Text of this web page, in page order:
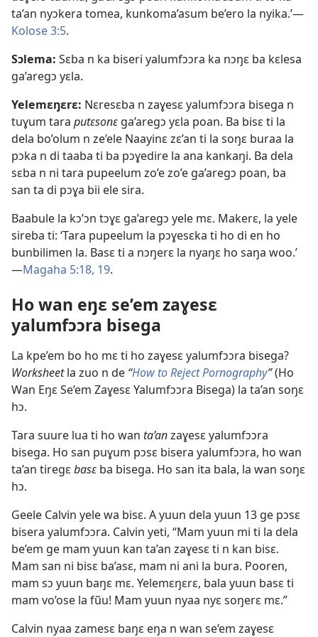
ta’an nyɔkera tomea, kunkoma’asum be’ero la nyika.’​​—
Kolose 3:5.
Sɔlema: Sɛba n ka biseri yalumfɔɔra ka nɔŋɛ ba kɛlesa
ga’aregɔ yɛla.
Yelemɛŋɛrɛ: Nɛresɛba n zaɣesɛ yalumfɔɔra bisega n
tuɣum tara putɛsonɛ ga’aregɔ yɛla poan. Ba bisɛ ti la
dela bo’olum n ze’ele Naayinɛ zɛ’an ti la soŋɛ buraa la
pɔka n di taaba ti ba pɔɣedire la ana kankaŋi. Ba dela
sɛba n ni tara pupeelum zo’e zo’e ga’aregɔ poan, ba
san ta di pɔɣa bii ele sira.
Baabule la kɔ’ɔn tɔɣɛ ga’aregɔ yele mɛ. Makerɛ, la yele
sireba ti: ‘Tara pupeelum la pɔɣesɛka ti ho di en ho
bunbilimen la. Basɛ ti a nɔŋerɛ la nyaŋɛ ho saŋa woo.’​​
—Magaha 5:​18, 19.
Ho wan eŋɛ se’em zaɣesɛ
yalumfɔɔra bisega
La kpe’em bo ho mɛ ti ho zaɣesɛ yalumfɔɔra bisega?
Worksheetla zuo n de “How to Reject Pornography”(Ho
Wan Eŋɛ Se’em Zaɣesɛ Yalumfɔɔra Bisega) la ta’an soŋɛ
hɔ.
Tara suure lua ti ho wan ta’anzaɣesɛ yalumfɔɔra
bisega. Ho san puɣum pɔsɛ bisera yalumfɔɔra, ho wan
ta’an tiregɛbasɛ ba bisega. Ho san ita bala, la wan soŋɛ
hɔ.
Geele Calvin yele wa bisɛ. A yuun dela yuun 13 ge pɔsɛ
bisera yalumfɔɔra. Calvin yeti, “Mam yuun mi ti la dela
be’em ge mam yuun kan ta’an zaɣesɛ ti n kan bisɛ.
Mam san ni bisɛ ba’asɛ, mam ni ani la bura. Pooren,
mam sɔ yuun baŋɛ mɛ. Yelemɛŋɛrɛ, bala yuun basɛ ti
mam vo’ose la fũu! Mam yuun nyaa nyɛ soŋerɛ mɛ.”
Calvin nyaa zamesɛ baŋɛ eŋa n wan se’em zaɣesɛ